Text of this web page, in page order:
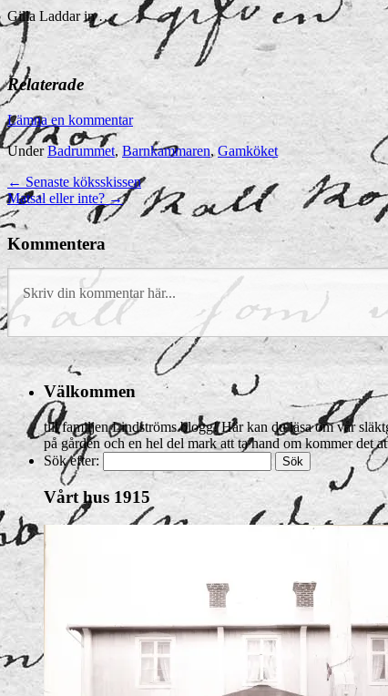
Gilla Laddar in …
Relaterade
Lämna en kommentar
UnderBadrummet, Barnkammaren,Gamköket
←Senaste köksskissen
Matsal eller inte? →
Kommentera
Välkommen
till familjen Lindströms blogg! Här kan du läsa om vår
på gården och en hel del mark att ta hand om kommer det
Sök efter:
Vårt hus 1915